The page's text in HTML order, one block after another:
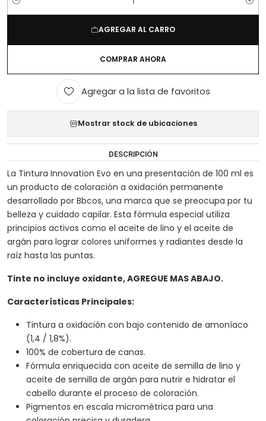
Cantidad
AGREGAR AL CARRO
COMPRAR AHORA
Agregar a la lista de favoritos
Mostrar stock de ubicaciones
DESCRIPCIÓN
La Tintura Innovation Evo en una presentación de 100 ml es
un producto de coloración a oxidación permanente
desarrollado por Bbcos, una marca que se preocupa por tu
belleza y cuidado capilar. Esta fórmula especial utiliza
principios activos como el aceite de lino y el aceite de
argán para lograr colores uniformes y radiantes desde la
raíz hasta las puntas.
Tinte no incluye oxidante, AGREGUE MAS ABAJO.
Características Principales:
Tintura a oxidación con bajo contenido de amoníaco
(1,4 / 1,8%).
100% de cobertura de canas.
Fórmula enriquecida con aceite de semilla de lino y
aceite de semilla de argán para nutrir e hidratar el
cabello durante el proceso de coloración.
Pigmentos en escala micrométrica para una